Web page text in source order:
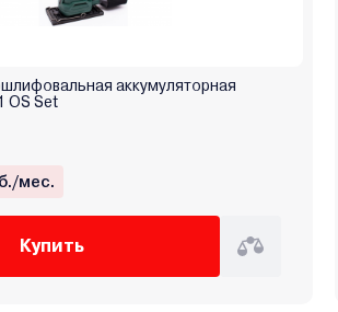
аккумуляторная
OS Set
мес.
Купить